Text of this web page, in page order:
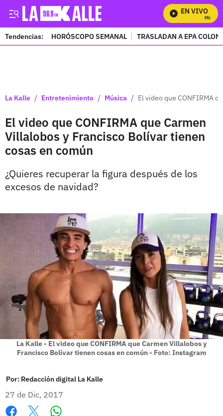
EN VIVO
Mira
Tendencias: HORÓSCOPO SEMANAL TRASLADAN A EPA
La Kalle / Entretenimiento / Música / El video que CONFIRMA
El video que CONFIRMA que Carmen
Villalobos y Francisco Bolívar tienen
cosas en común
¿Quieres recuperar la figura después de los
excesos de navidad?
La Kalle - El video que CONFIRMA que Carmen Villalobos y
Francisco Bolívar tienen cosas en común - Foto: Instagram
Por: Redacción digital La Kalle
27 de Dic, 2017